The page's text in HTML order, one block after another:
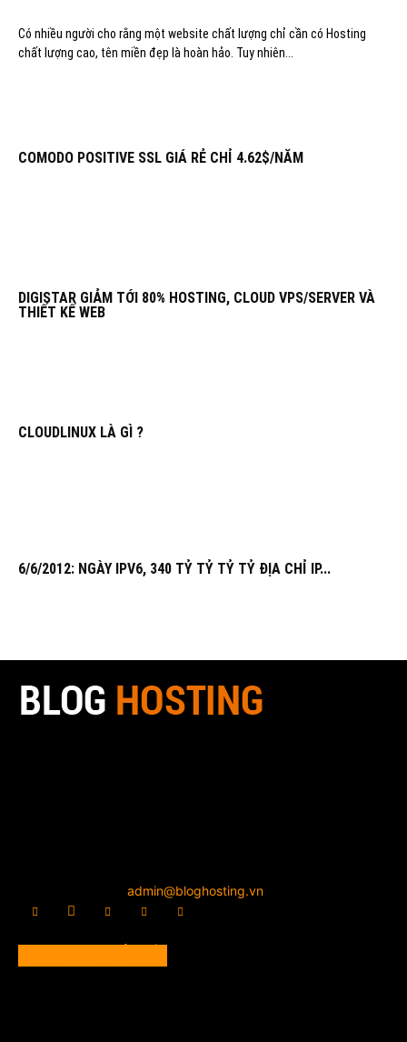
Có nhiều người cho rằng một website chất lượng chỉ cần có Hosting
chất lượng cao, tên miền đẹp là hoàn hảo. Tuy nhiên...
COMODO POSITIVE SSL GIÁ RẺ CHỈ 4.62$/NĂM
DIGISTAR GIẢM TỚI 80% HOSTING, CLOUD VPS/SERVER VÀ
THIẾT KẾ WEB
CLOUDLINUX LÀ GÌ ?
6/6/2012: NGÀY IPV6, 340 TỶ TỶ TỶ TỶ ĐỊA CHỈ IP...
admin@bloghosting.vn